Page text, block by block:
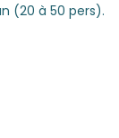
(20 à 50 pers).